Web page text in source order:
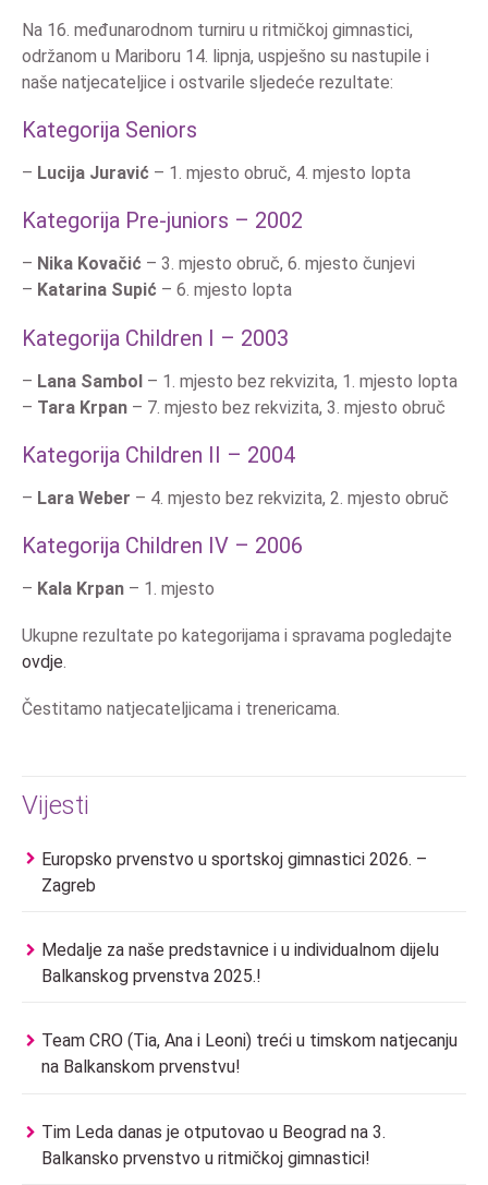
Na 16. međunarodnom turniru u ritmičkoj gimnastici,
održanom u Mariboru 14. lipnja, uspješno su nastupile i
naše natjecateljice i ostvarile sljedeće rezultate:
Kategorija Seniors
– Lucija Juravić – 1. mjesto obruč, 4. mjesto lopta
Kategorija Pre-juniors – 2002
– Nika Kovačić – 3. mjesto obruč, 6. mjesto čunjevi
– Katarina Supić – 6. mjesto lopta
Kategorija Children I – 2003
– Lana Sambol – 1. mjesto bez rekvizita, 1. mjesto lopta
– Tara Krpan – 7. mjesto bez rekvizita, 3. mjesto obruč
Kategorija Children II – 2004
– Lara Weber – 4. mjesto bez rekvizita, 2. mjesto obruč
Kategorija Children IV – 2006
– Kala Krpan – 1. mjesto
Ukupne rezultate po kategorijama i spravama pogledajte
ovdje.
Čestitamo natjecateljicama i trenericama.
Vijesti
Europsko prvenstvo u sportskoj gimnastici 2026. –
Zagreb
Medalje za naše predstavnice i u individualnom dijelu
Balkanskog prvenstva 2025.!
Team CRO (Tia, Ana i Leoni) treći u timskom natjecanju
na Balkanskom prvenstvu!
Tim Leda danas je otputovao u Beograd na 3.
Balkansko prvenstvo u ritmičkoj gimnastici!